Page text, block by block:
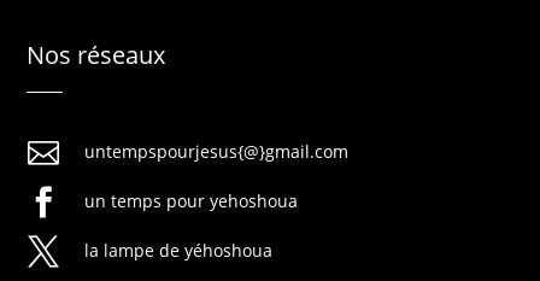
Nos réseaux
 untempspourjesus{@}gmail.com
 un temps pour yehoshoua
 la lampe de yéhoshoua